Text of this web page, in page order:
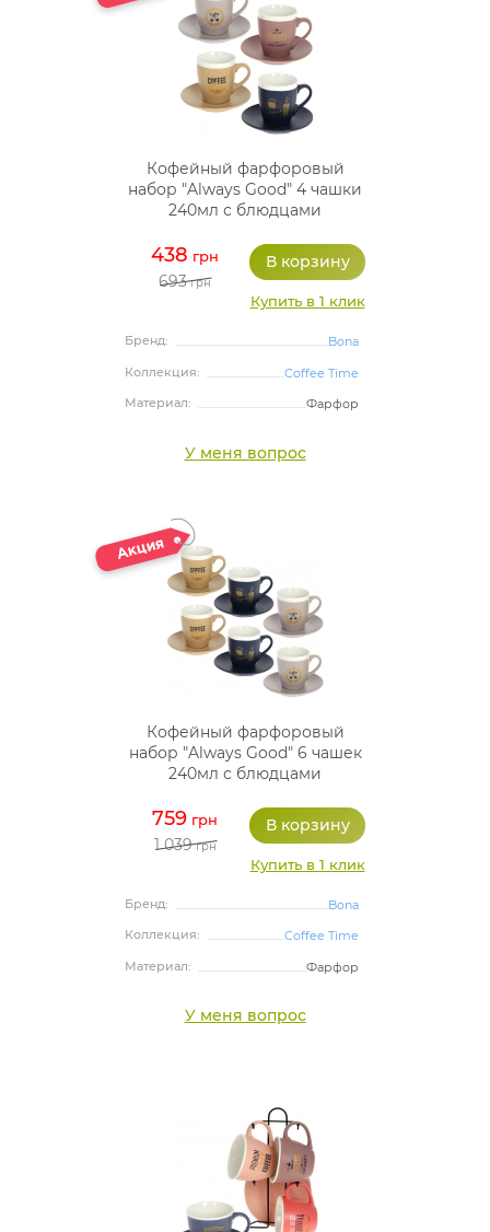
Кофейный фарфоровый
набор "Always Good" 4 чашки
240мл с блюдцами
438 грн
693грн
Купить в 1 клик
Бренд:
Bona
Коллекция:
Coffee Time
Материал:
Фарфор
У меня вопрос
Кофейный фарфоровый
набор "Always Good" 6 чашек
240мл с блюдцами
759 грн
1 039грн
Купить в 1 клик
Бренд:
Bona
Коллекция:
Coffee Time
Материал:
Фарфор
У меня вопрос